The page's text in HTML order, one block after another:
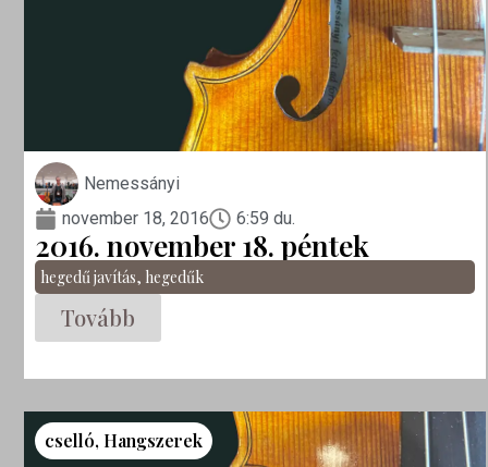
Nemessányi
november 18, 2016
6:59 du.
2016. november 18. péntek
hegedű javítás, hegedűk
Tovább
cselló, Hangszerek